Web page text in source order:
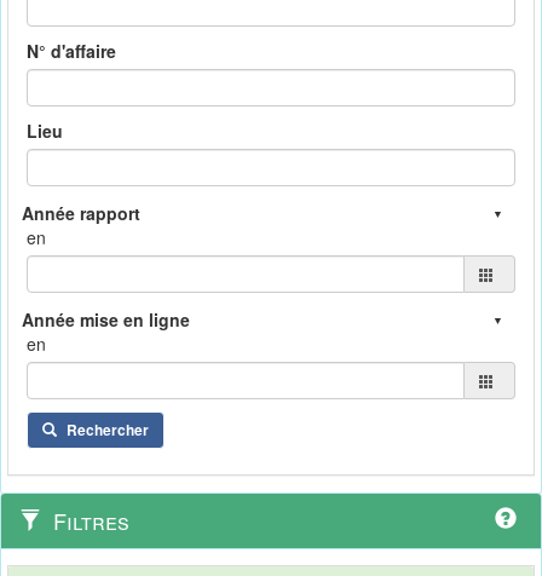
N° d'affaire
Lieu
en
en
Rechercher
Filtres